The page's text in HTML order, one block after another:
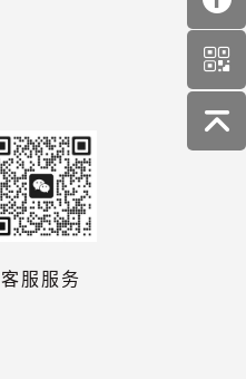
客服服务